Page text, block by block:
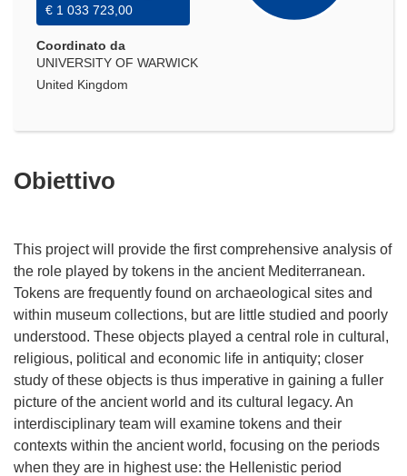
€ 1 033 723,00
Coordinato da
UNIVERSITY OF WARWICK
United Kingdom
Obiettivo
This project will provide the first comprehensive analysis of
the role played by tokens in the ancient Mediterranean.
Tokens are frequently found on archaeological sites and
within museum collections, but are little studied and poorly
understood. These objects played a central role in cultural,
religious, political and economic life in antiquity; closer
study of these objects is thus imperative in gaining a fuller
picture of the ancient world and its cultural legacy. An
interdisciplinary team will examine tokens and their
contexts within the ancient world, focusing on the periods
when they are in highest use: the Hellenistic period